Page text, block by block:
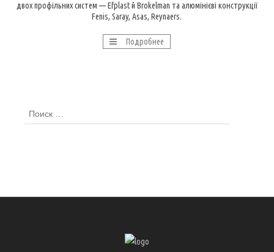
двох профільних систем — Efplast й Brokelman та алюмінієві конструкції
Fenis, Saray, Asas, Reynaers.
Подробнее